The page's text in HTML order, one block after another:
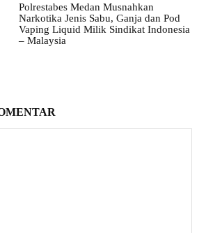
Polrestabes Medan Musnahkan
Narkotika Jenis Sabu, Ganja dan Pod
Vaping Liquid Milik Sindikat Indonesia
– Malaysia